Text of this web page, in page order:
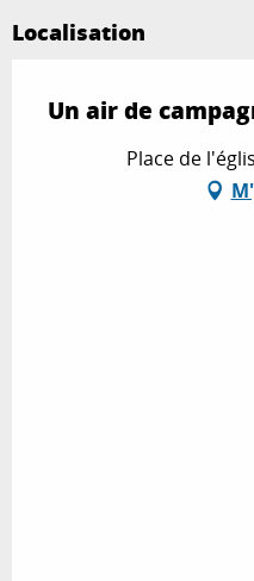
Localisation
Un air de
Place de